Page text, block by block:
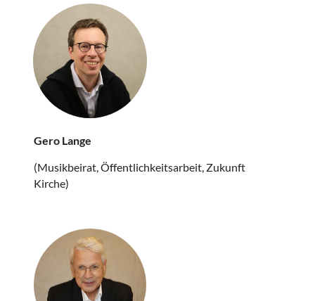
Gero Lange
(Musikbeirat, Öffentlichkeitsarbeit, Zukunft
Kirche)